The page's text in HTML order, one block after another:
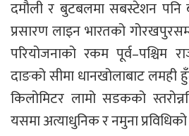
दमौली र बुटबलमा सबस्टेशन
प्रसारण लाइन भारतको
परियोजनाको रकम पूर्व–पश्चिम
दाङको सीमा धानखोलाबाट
किलोमिटर लामो सडकको
यसमा अत्याधुनिक र नमुना